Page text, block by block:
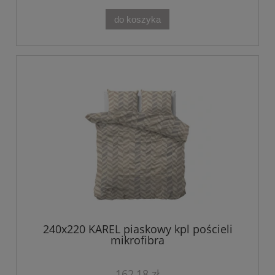
do koszyka
240x220 KAREL piaskowy kpl pościeli
mikrofibra